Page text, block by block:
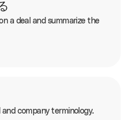
a deal and summarize the
company terminology.